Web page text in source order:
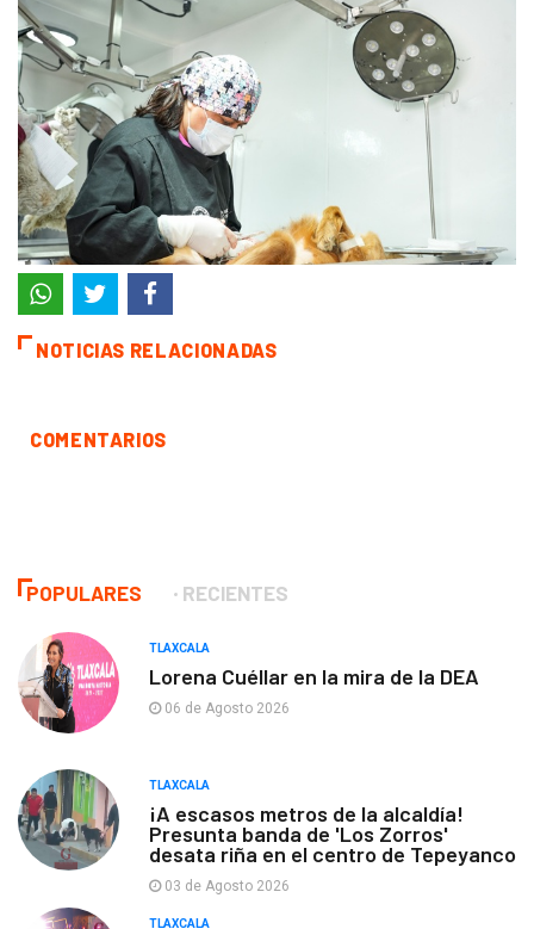
NOTICIAS RELACIONADAS
COMENTARIOS
POPULARES RECIENTES
TLAXCALA
Lorena Cuéllar en la mira de la DEA
06 de Agosto 2026
TLAXCALA
¡A escasos metros de la alcaldía!
Presunta banda de 'Los Zorros'
desata riña en el centro de Tepeyanco
03 de Agosto 2026
TLAXCALA